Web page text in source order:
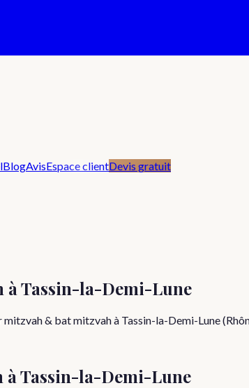
BlogAvisEspace clientDevis gratuit
à Tassin-la-Demi-Lune
& bat mitzvah à Tassin-la-Demi-Lune
à Tassin-la-Demi-Lune